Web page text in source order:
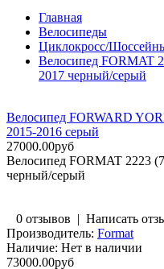
Главная
Велосипеды
Циклокросс/
Велосипед FORMAT
2017 черный/серый
Велосипед FORWARD
2015-2016 серый
27000.00руб
Велосипед FORMAT 2223
черный/серый
0 отзывов | Написать
Производитель: Format
Наличие: Нет в наличии
73000.00руб